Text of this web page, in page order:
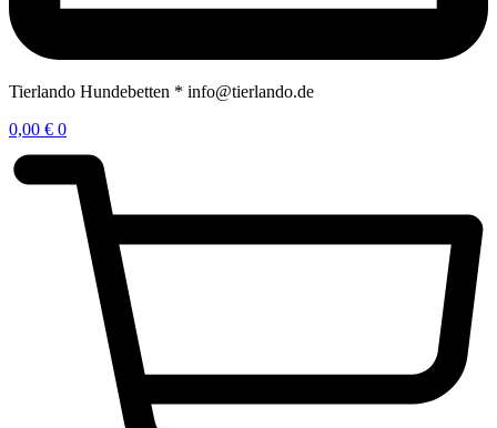
Tierlando Hundebetten * info@tierlando.de
0,00 € 0